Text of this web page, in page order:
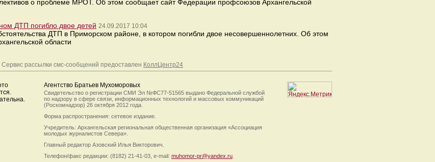
о проблеме МРОТ. Об этом сообщает сайт Федерации профсоюзов Архангельской
ДТП погибло двое детей 24.09.2017 10:04
ДТП в Приморском районе, в котором погибли двое несовершеннолетних. Об этом
области
Сервис рассылки смс-сообщений предоставлен КоллЦентр24
Агентство Братьев Мухоморовых
Свидетельство о регистрации СМИ Эл №ФС77-51565 выдано Федеральной службой
по надзору в сфере связи, информационных технологий и массовых коммуникаций
(Роскомнадзор) 26 октября 2012 года.
Форма распространения: сетевое издание.
Учредитель: Архангельская региональная общественная организация «Ассоциация
молодых журналистов Севера».
Главный редактор Азовский Илья Викторович.
Телефон/факс редакции: (8182) 21-41-03, e-mail: muhomor-pr@yandex.ru